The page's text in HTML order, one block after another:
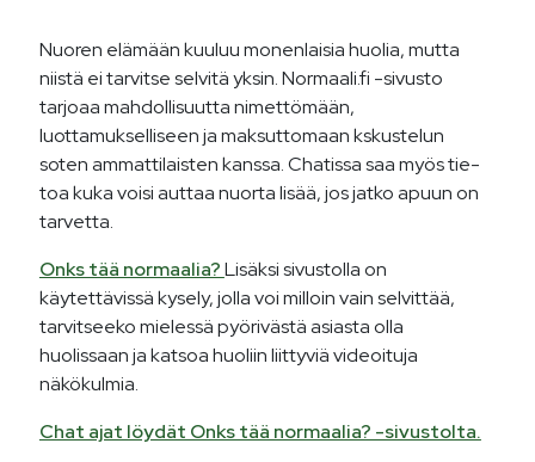
Nuo­ren elä­mään kuu­luu mo­nen­lai­sia huo­lia, mut­ta
niis­tä ei tar­vit­se sel­vi­tä yk­sin. Normaali.fi -sivusto
tarjoaa mahdollisuutta nimettömään,
luottamukselliseen ja maksuttomaan kskustelun
soten ammattilaisten kanssa. Cha­tis­sa saa myös tie­
toa ku­ka voi­si aut­taa nuor­ta li­sää, jos jat­ko apuun on
tar­vet­ta.
Onks tää normaalia?Lisäksi sivustolla on
käytettävissä kysely, jolla voi milloin vain selvittää,
tarvitseeko mielessä pyörivästä asiasta olla
huolissaan ja katsoa huoliin liittyviä videoituja
näkökulmia.
Chat ajat löydät Onks tää normaalia? -sivustolta.